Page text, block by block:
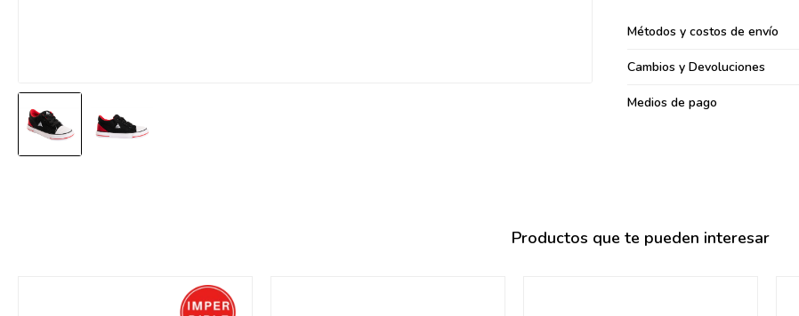
Métodos y costos de envío
Cambios y Devoluciones
Medios de pago
Productos que te pueden interesar
095101509
095660015